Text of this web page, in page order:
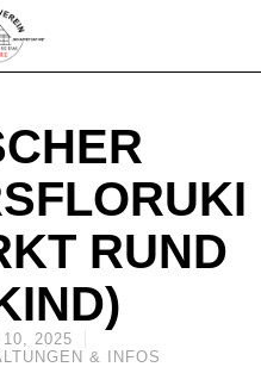
RUND
10, 2025
& INFOS